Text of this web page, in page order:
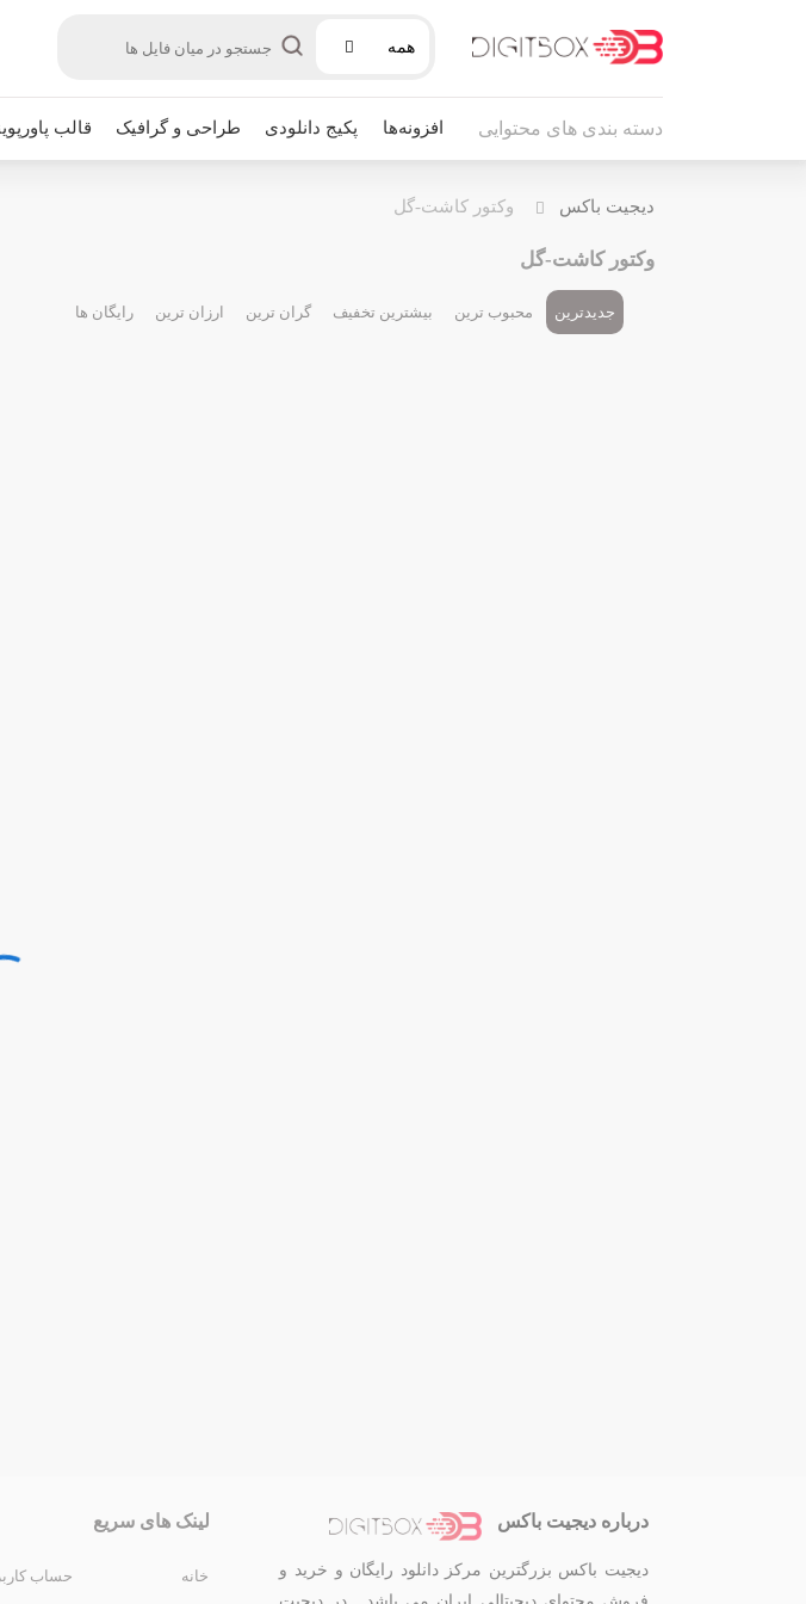
همه
دسته بندی های محتوایی افزونه‌ها پکیج دانلودی طراحی و گرافیک قالب
دیجیت باکس وکتور کاشت-گل
وکتور کاشت-گل
جدیدترین محبوب ترین بیشترین تخفیف گران ترین ارزان ترین رایگان ها
درباره دیجیت باکس
دیجیت باکس بزرگترین مرکز دانلود رایگان و خرید و
لینک های سریع
خانه حساب